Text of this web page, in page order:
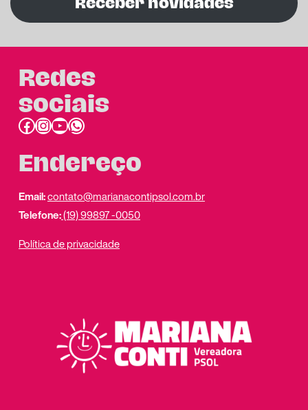
Receber novidades
Redes
sociais
Facebook InstagramYoutube link do whatsapp
Endereço
Email:contato@marianacontipsol.com.br
Telefone:(19) 99897 -0050
Política de privacidade